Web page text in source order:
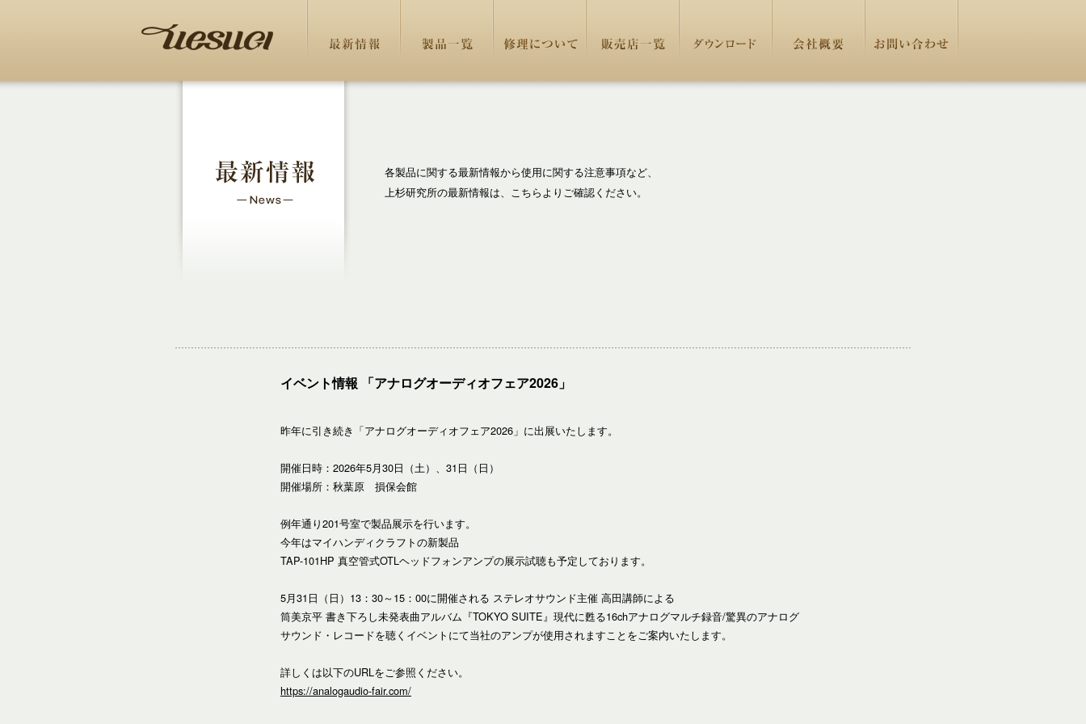
各製品に関する最新情報から使用に関する注意事項など、
上杉研究所の最新情報は、こちらよりご確認ください。
イベント情報 「アナログオーディオフェア2026」
昨年に引き続き「アナログオーディオフェア2026」に出展いたします。
開催日時：2026年5月30日（土）、31日（日）
開催場所：秋葉原 損保会館
例年通り201号室で製品展示を行います。
今年はマイハンディクラフトの新製品
TAP-101HP 真空管式OTLヘッドフォンアンプの展示試聴も予定しております。
5月31日（日）13：30～15：00に開催される ステレオサウンド主催 高田講師による
筒美京平 書き下ろし未発表曲アルバム『TOKYO SUITE』現代に甦る16chアナログマルチ録音/驚異のアナログ
サウンド・レコードを聴くイベントにて当社のアンプが使用されますことをご案内いたします。
詳しくは以下のURLをご参照ください。
https://analogaudio-fair.com/